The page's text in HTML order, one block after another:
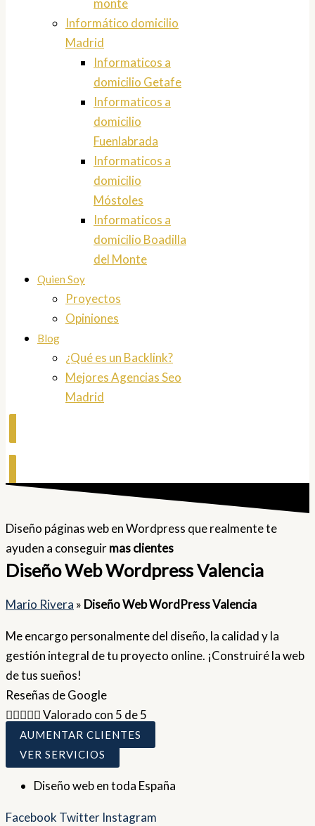
monte
Informático domicilio
Madrid
Informaticos a
domicilio Getafe
Informaticos a
domicilio
Fuenlabrada
Informaticos a
domicilio
Móstoles
Informaticos a
domicilio Boadilla
del Monte
Quien Soy
Proyectos
Opiniones
Blog
¿Qué es un Backlink?
Mejores Agencias Seo
Madrid
Diseño páginas web en Wordpress que realmente te
ayuden a conseguirmas clientes
Diseño Web Wordpress Valencia
Mario Rivera » Diseño Web WordPress Valencia
Me encargo personalmente del diseño, la calidad y la
gestión integral de tu proyecto online. ¡Construiré la web
de tus sueños!
Reseñas de Google
Valorado con 5 de 5
AUMENTAR CLIENTES
VER SERVICIOS
Diseño web en toda España
Facebook Twitter Instagram